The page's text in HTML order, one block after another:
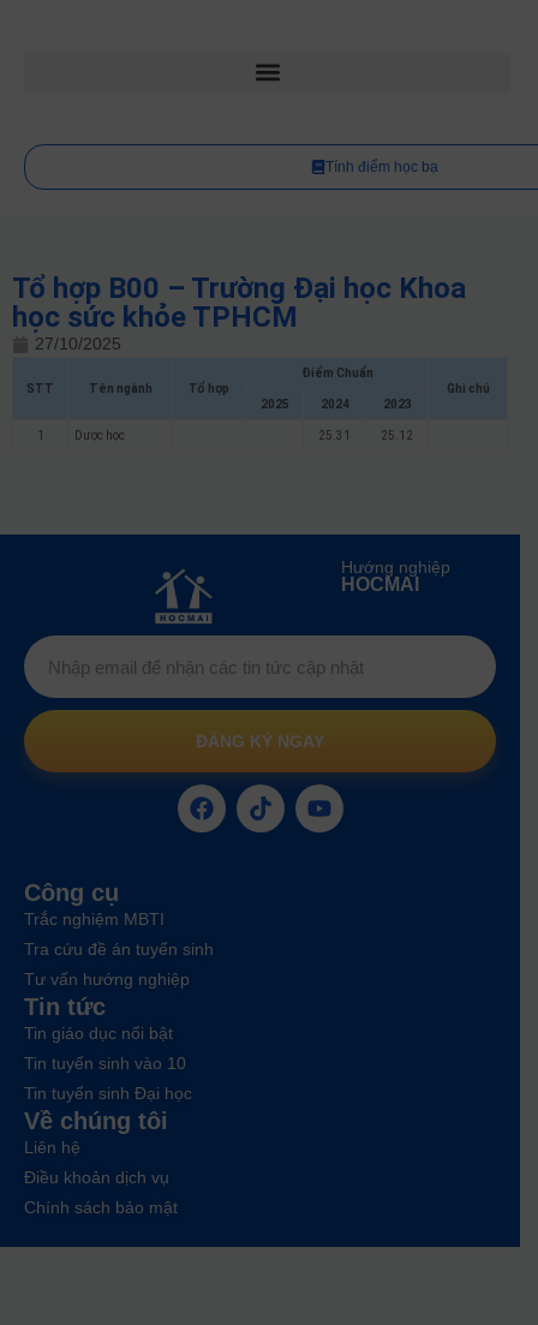
Tính điểm học bạ
Tổ hợp B00 – Trường Đại học Khoa
học sức khỏe TPHCM
27/10/2025
STT Tên ngành Tổ hợp
Điểm Chuẩn
Ghi chú
2025
2024 2023
1 Dược học 25.31 25.12
Hướng nghiệp
HOCMAI
ĐĂNG KÝ NGAY
Công cụ
Trắc nghiệm MBTI
Tra cứu đề án tuyển sinh
Tư vấn hướng nghiệp
Tin tức
Tin giáo dục nổi bật
Tin tuyển sinh vào 10
Tin tuyển sinh Đại học
Về chúng tôi
Liên hệ
Điều khoản dịch vụ
Chính sách bảo mật